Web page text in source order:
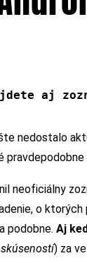
aj
nedostalo
neoficiálny
o
podobne. Aj
) za